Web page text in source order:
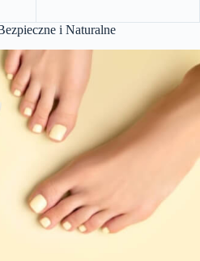
i Naturalne